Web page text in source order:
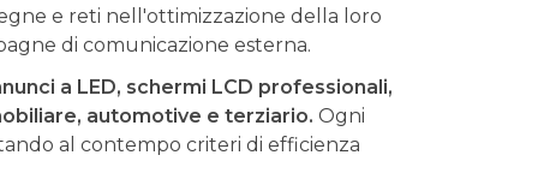
e reti nell'ottimizzazione della loro
di comunicazione esterna.
a LED, schermi LCD professionali,
automotive e terziario. Ogni
al contempo criteri di efficienza